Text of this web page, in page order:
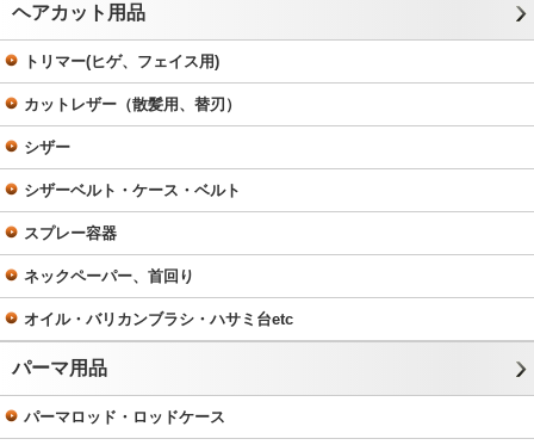
ヘアカット用品
トリマー(ヒゲ、フェイス用)
カットレザー（散髪用、替刃）
シザー
シザーベルト・ケース・ベルト
スプレー容器
ネックペーパー、首回り
オイル・バリカンブラシ・ハサミ台etc
パーマ用品
パーマロッド・ロッドケース